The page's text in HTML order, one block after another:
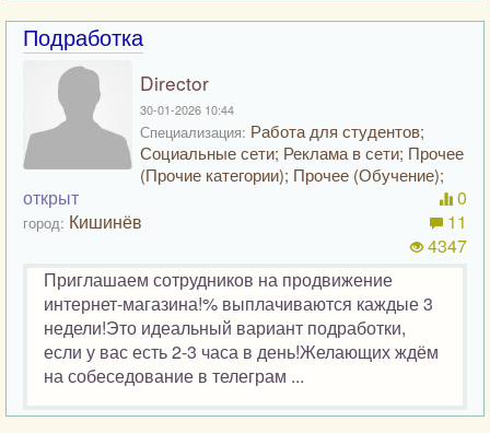
Подработка
Director
30-01-2026 10:44
Специализация: Работа для студентов;
Социальные сети; Реклама в сети; Прочее
(Прочие категории); Прочее (Обучение);
открыт
город: Кишинёв
0
11
4347
Приглашаем сотрудников на продвижение
интернет-магазина!% выплачиваются каждые 3
недели!Это идеальный вариант подработки,
если у вас есть 2-3 часа в день!Желающих ждём
на собеседование в телеграм ...